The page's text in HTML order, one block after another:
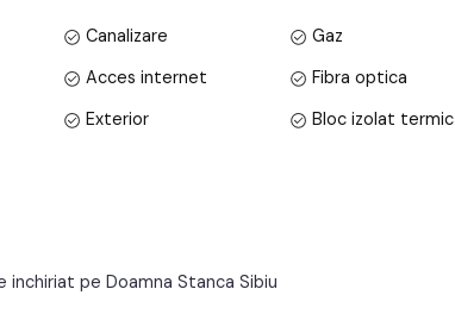
Canalizare
Gaz
Acces internet
Fibra optica
Exterior
Bloc izolat termic
Lift
pe Doamna Stanca Sibiu